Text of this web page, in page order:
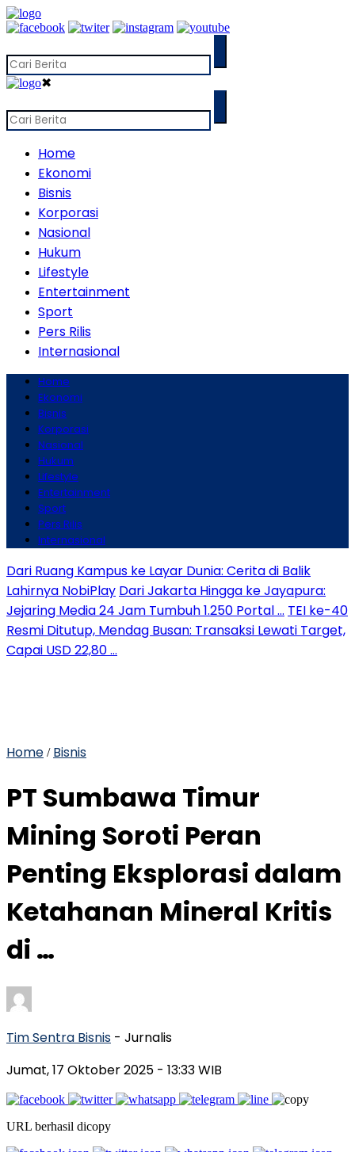
✖
Home
Ekonomi
Bisnis
Korporasi
Nasional
Hukum
Lifestyle
Entertainment
Sport
Pers Rilis
Internasional
Home
Ekonomi
Bisnis
Korporasi
Nasional
Hukum
Lifestyle
Entertainment
Sport
Pers Rilis
Internasional
Dari Ruang Kampus ke Layar Dunia: Cerita di Balik
Lahirnya NobiPlay Dari Jakarta Hingga ke Jayapura:
Jejaring Media 24 Jam Tumbuh 1.250 Portal … TEI ke-40
Resmi Ditutup, Mendag Busan: Transaksi Lewati Target,
Capai USD 22,80 …
Home / Bisnis
PT Sumbawa Timur
Mining Soroti Peran
Penting Eksplorasi dalam
Ketahanan Mineral Kritis
di …
Tim Sentra Bisnis - Jurnalis
Jumat, 17 Oktober 2025 - 13:33 WIB
URL berhasil dicopy